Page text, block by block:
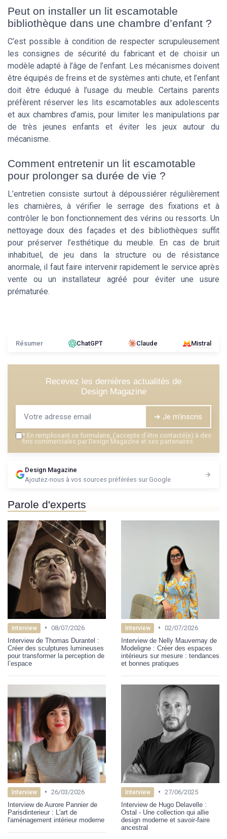
Peut on installer un lit escamotable
bibliothèque dans une chambre d’enfant ?
C’est possible à condition de respecter scrupuleusement
les consignes de sécurité du fabricant et de choisir un
modèle adapté à l’âge de l’enfant. Les mécanismes doivent
être équipés de freins et de systèmes anti chute, et l’enfant
doit être éduqué à l’usage du meuble. Certains parents
préfèrent réserver les lits escamotables aux adolescents
et aux chambres d’amis, pour limiter les manipulations par
de très jeunes enfants et éviter les jeux autour du
mécanisme.
Comment entretenir un lit escamotable
pour prolonger sa durée de vie ?
L’entretien consiste surtout à dépoussiérer régulièrement
les charnières, à vérifier le serrage des fixations et à
contrôler le bon fonctionnement des vérins ou ressorts. Un
nettoyage doux des façades et des bibliothèques suffit
pour préserver l’esthétique du meuble. En cas de bruit
inhabituel, de jeu dans la structure ou de résistance
anormale, il faut faire intervenir rapidement le service après
vente ou un installateur agréé pour éviter une usure
prématurée.
Résumer ChatGPT Claude Mistral
Recevez les dernières actualités de
Design Magazine
➔ Je m'inscris
* En remplissant ce formulaire, j’accepte d’être contacté(e) à des
fins commerciales par Design Magazine et ses partenaires.
Design Magazine
Ajoutez-nous à vos sources préférées sur Google
Parole d'experts
Interview • 08/07/2026
Interview de Thomas Durantel :
Créer des sculptures lumineuses
pour transformer la perception de
l’espace
Interview • 02/07/2026
Interview de Nelly Mauvernay de
Modeligne : Créer des espaces
intérieurs sur mesure : tendances
et bonnes pratiques
Interview • 26/03/2026
Interview de Aurore Pannier de
Parisdinterieur : L'art de
l'aménagement intérieur moderne
Interview • 27/06/2025
Interview de Hugo Delavelle :
Ostal - Une collection qui allie
design moderne et savoir-faire
ancestral